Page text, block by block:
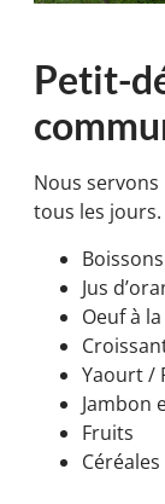
Petit-
Nous
tous les
Jus
Oeuf à
Yaourt /
Jambon
Fruits
Céréales